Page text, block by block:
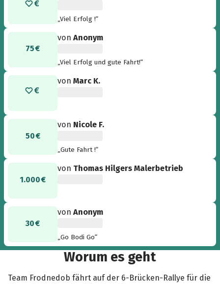
„Viel Erfolg !“
75 €
vonAnonym
„Viel Erfolg und gute Fahrt!“
vonMarc K.
50 €
von Nicole F.
„Gute Fahrt !“
1.000 €
von Thomas Hilgers Malerbetrieb
30 €
vonAnonym
„Go Bodi Go“
Worum es geht
Team Frodnedob fährt auf der 6-Brücken-Rallye für die